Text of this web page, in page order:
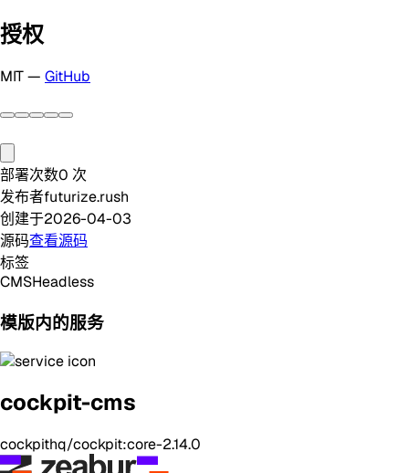
授权
MIT — GitHub
部署次数0 次
发布者futurize.rush
创建于2026-04-03
源码查看源码
标签
CMSHeadless
模版内的服务
cockpit-cms
cockpithq/cockpit:core-2.14.0